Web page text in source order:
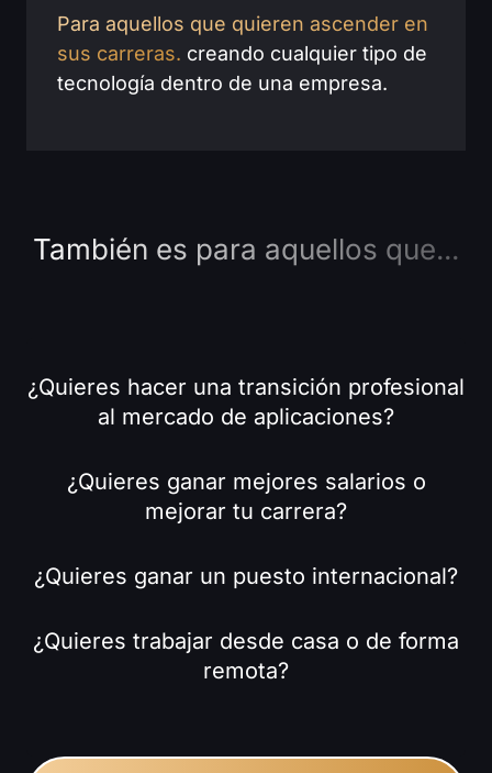
Para aquellos que quieren ascender en
sus carreras. creando cualquier tipo de
tecnología dentro de una empresa.
También es para aquellos que...
¿Quieres hacer una transición profesional
al mercado de aplicaciones?
¿Quieres ganar mejores salarios o
mejorar tu carrera?
¿Quieres ganar un puesto internacional?
¿Quieres trabajar desde casa o de forma
remota?